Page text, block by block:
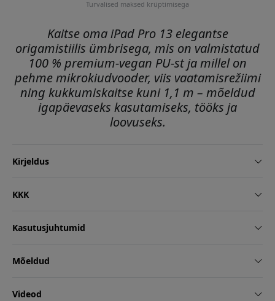
Turvalised maksed krüptimisega
Kaitse oma iPad Pro 13 elegantse
origamistiilis ümbrisega, mis on valmistatud
100 % premium-vegan PU-st ja millel on
pehme mikrokiudvooder, viis vaatamisrežiimi
ning kukkumiskaitse kuni 1,1 m – mõeldud
igapäevaseks kasutamiseks, tööks ja
loovuseks.
Kirjeldus
KKK
Kasutusjuhtumid
Mõeldud
Videod